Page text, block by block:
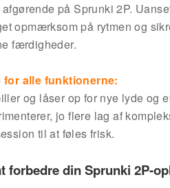
på Sprunki 2P.
opmærksom på rytmen og
færdigheder.
for alle funktionerne:
og låser op for nye lyde og
jo flere lag af
til at føles frisk.
forbedre din Sprunki 2P-